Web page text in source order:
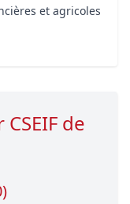
et agricoles
de